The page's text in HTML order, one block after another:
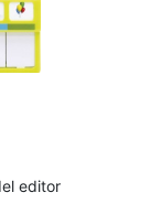
editor